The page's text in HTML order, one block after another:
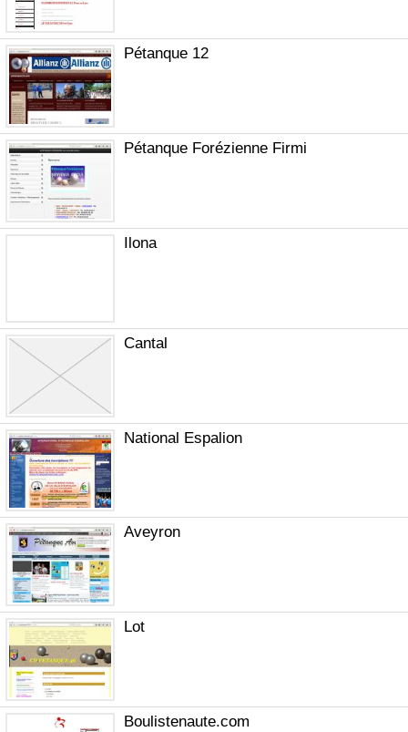
Pétanque 12
Pétanque Forézienne Firmi
Ilona
Cantal
National Espalion
Aveyron
Lot
Boulistenaute.com